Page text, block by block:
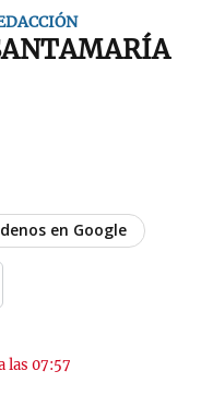
las 07:57
en Google